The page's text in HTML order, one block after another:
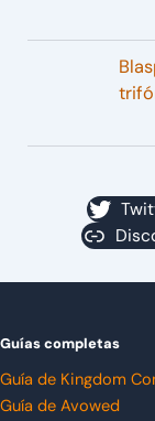
Guías completas
Guía de Kingdom
Guía de Avowed